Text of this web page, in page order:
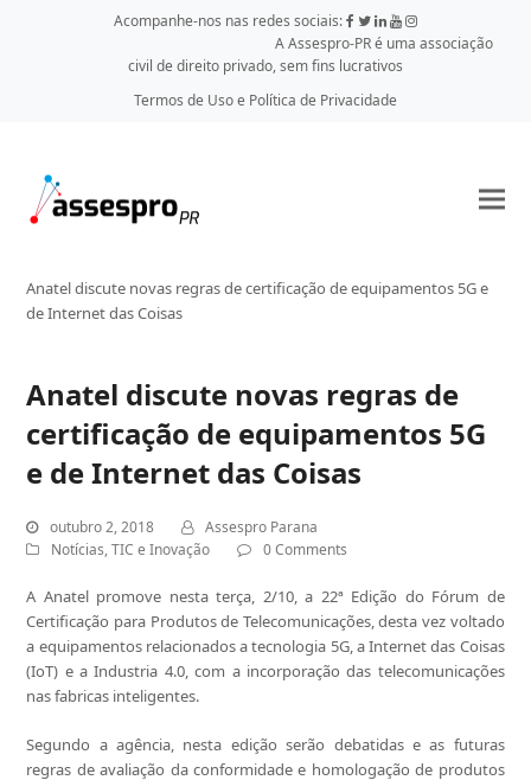
Acompanhe-nos nas redes sociais:
A Assespro-PR é uma associação
civil de direito privado, sem fins lucrativos
Termos de Uso e Política de Privacidade
Anatel discute novas regras de certificação de equipamentos 5G e
de Internet das Coisas
Anatel discute novas regras de
certificação de equipamentos 5G
e de Internet das Coisas
outubro 2, 2018
Assespro Parana
Notícias,TIC e Inovação 0 Comments
A Anatel promove nesta terça, 2/10, a 22ª Edição do Fórum de
Certificação para Produtos de Telecomunicações, desta vez voltado
a equipamentos relacionados a tecnologia 5G, a Internet das Coisas
(IoT) e a Industria 4.0, com a incorporação das telecomunicações
nas fabricas inteligentes.
Segundo a agência, nesta edição serão debatidas e as futuras
regras de avaliação da conformidade e homologação de produtos